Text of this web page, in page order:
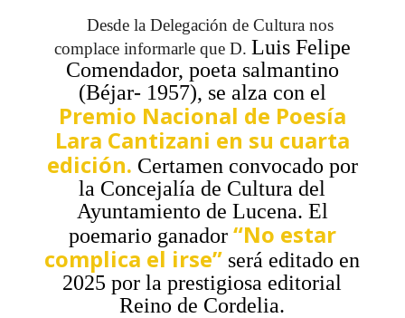
Desde la Delegación de Cultura nos
complace informarle que D. Luis Felipe
Comendador, poeta salmantino
(Béjar- 1957), se alza con el
Premio Nacional de Poesía
Lara Cantizani en su cuarta
edición. Certamen convocado por
la Concejalía de Cultura del
Ayuntamiento de Lucena. El
poemario ganador “No estar
complica el irse” será editado en
2025 por la prestigiosa editorial
Reino de Cordelia.